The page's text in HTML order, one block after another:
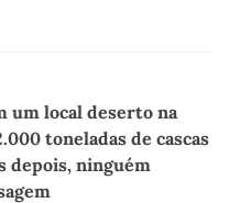
um local deserto na
toneladas de cascas
depois, ninguém